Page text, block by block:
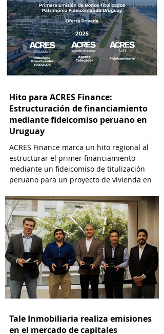
Hito para ACRES Finance:
Estructuración de financiamiento
mediante fideicomiso peruano en
Uruguay
ACRES Finance marca un hito regional al
estructurar el primer financiamiento
mediante un fideicomiso de titulización
peruano para un proyecto de vivienda en
Tale Inmobiliaria realiza emisiones
en el mercado de capitales